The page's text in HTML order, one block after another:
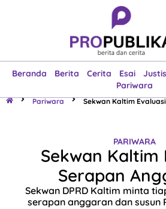
Beranda Berita Cerita Esai
Pariwara
Pariwara Sekwan Kaltim
PARIWARA
Sekwan Kaltim
Serapan
Sekwan DPRD Kaltim minta
serapan anggaran dan susun